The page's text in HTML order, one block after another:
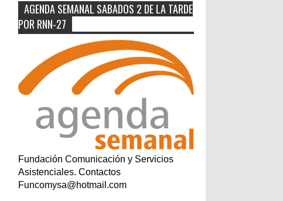
AGENDA SEMANAL SABADOS 2 DE LA TARDE
POR RNN-27
Fundación Comunicación y Servicios
Asistenciales. Contactos
Funcomysa@hotmail.com